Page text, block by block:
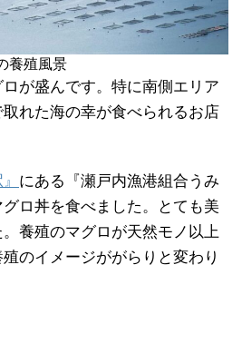
養殖風景
が盛んです。特に南側エリア
れた海の幸が食べられるお店
にある『瀬戸内漁港組合うみ
ロ丼を食べました。とても美
養殖のマグロが天然モノ以上
のイメージががらりと変わり